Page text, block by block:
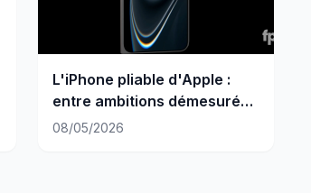
L'iPhone pliable d'Apple :
entre ambitions démesurées
et risques majeurs
08/05/2026